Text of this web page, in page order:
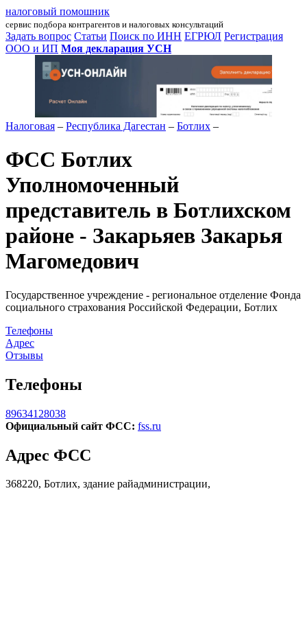
налоговый помошник
сервис подбора контрагентов и налоговых консультаций
Задать вопрос Статьи Поиск по ИНН ЕГРЮЛ Регистрация
ООО и ИП Моя декларация УСН
Налоговая – Республика Дагестан – Ботлих –
ФСС Ботлих
Уполномоченный
представитель в Ботлихском
районе - Закарьяев Закарья
Магомедович
Государственное учреждение - региональное отделение Фонда
социального страхования Российской Федерации, Ботлих
Телефоны
Адрес
Отзывы
Телефоны
89634128038
Официальный сайт ФСС: fss.ru
Адрес ФСС
368220, Ботлих, здание райадминистрации,